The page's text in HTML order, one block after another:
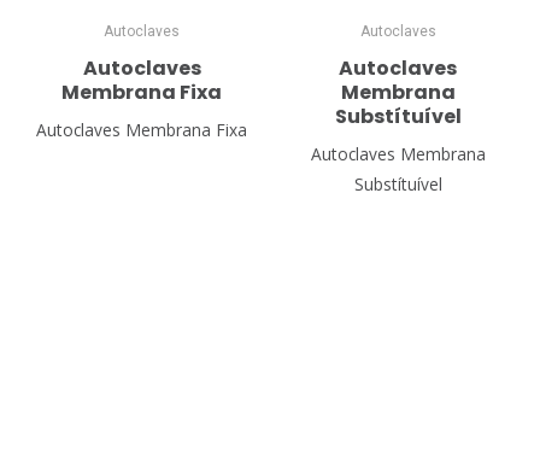
Autoclaves
Autoclaves
Membrana Fixa
Autoclaves Membrana Fixa
Autoclaves
Autoclaves
Membrana
Substítuível
Autoclaves Membrana
Substítuível